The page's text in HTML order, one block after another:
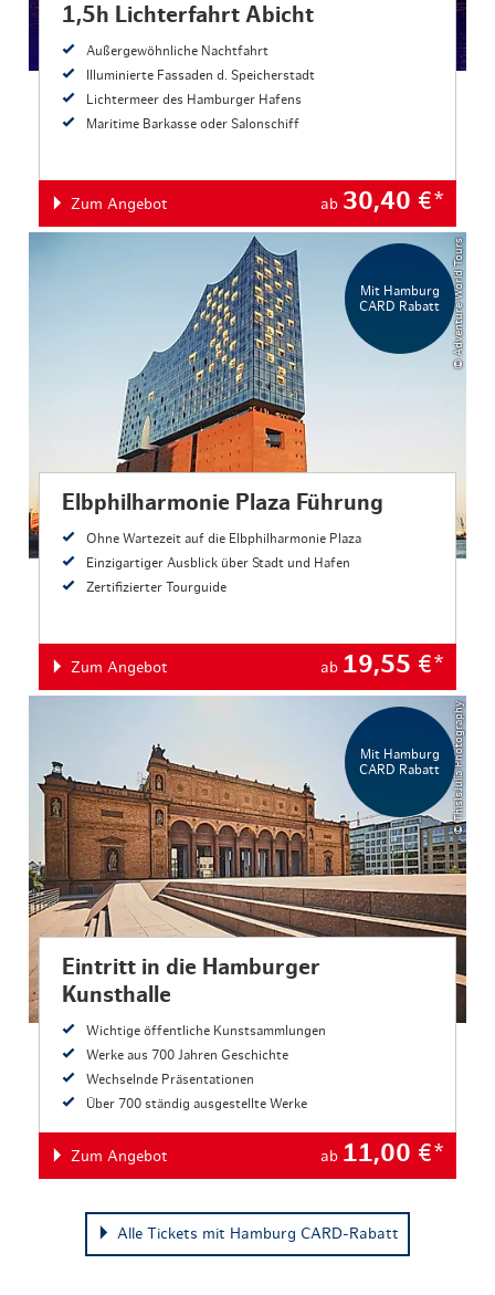
1,5h Lichterfahrt Abicht
Außergewöhnliche Nachtfahrt
Illuminierte Fassaden d. Speicherstadt
Lichtermeer des Hamburger Hafens
Maritime Barkasse oder Salonschiff
Zum Angebot ab 30,40 €*
Mit Hamburg
CARD Rabatt
© Adventure World Tours
Elbphilharmonie Plaza Führung
Ohne Wartezeit auf die Elbphilharmonie Plaza
Einzigartiger Ausblick über Stadt und Hafen
Zertifizierter Tourguide
Zum Angebot ab 19,55 €*
Mit Hamburg
CARD Rabatt
© ThisIsJulia Photography
Eintritt in die Hamburger
Kunsthalle
Wichtige öffentliche Kunstsammlungen
Werke aus 700 Jahren Geschichte
Wechselnde Präsentationen
Über 700 ständig ausgestellte Werke
Zum Angebot ab 11,00 €*
Alle Tickets mit Hamburg CARD-Rabatt